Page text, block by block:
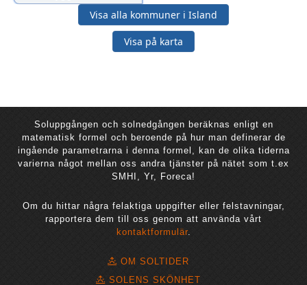
Visa alla kommuner i Island
Visa på karta
Soluppgången och solnedgången beräknas enligt en
matematisk formel och beroende på hur man definerar de
ingående parametrarna i denna formel, kan de olika tiderna
varierna något mellan oss andra tjänster på nätet som t.ex
SMHI, Yr, Foreca!
Om du hittar några felaktiga uppgifter eller felstavningar,
rapportera dem till oss genom att använda vårt
kontaktformulär.
OM SOLTIDER
SOLENS SKÖNHET